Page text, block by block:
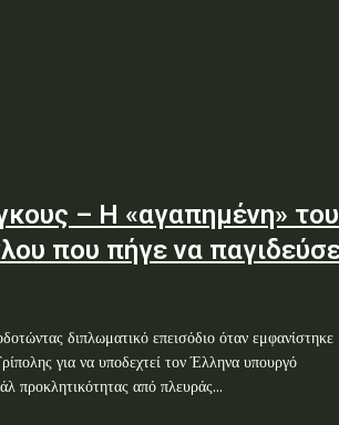
– Η «αγαπημένη» του
που πήγε να
διπλωματικό επεισόδιο όταν εμφανίστηκε
για να υποδεχτεί τον Έλληνα υπουργό
προκλητικότητας από πλευράς...